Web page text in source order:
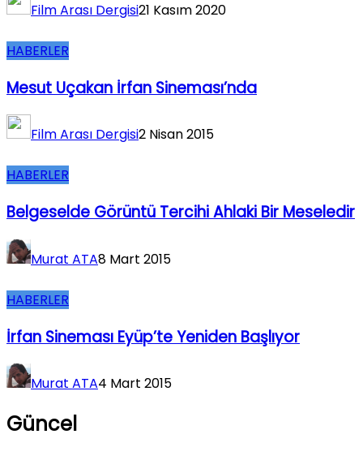
Film Arası Dergisi21 Kasım 2020
HABERLER
Mesut Uçakan İrfan Sineması’nda
Film Arası Dergisi2 Nisan 2015
HABERLER
Belgeselde Görüntü Tercihi Ahlaki Bir Meseledir
Murat ATA8 Mart 2015
HABERLER
İrfan Sineması Eyüp’te Yeniden Başlıyor
Murat ATA4 Mart 2015
Güncel